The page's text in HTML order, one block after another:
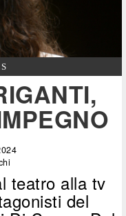
teatro alla tv
del